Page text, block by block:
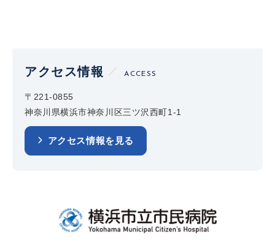
アクセス情報 ACCESS
〒221-0855
神奈川県横浜市神奈川区三ツ沢西町1-1
アクセス情報を見る